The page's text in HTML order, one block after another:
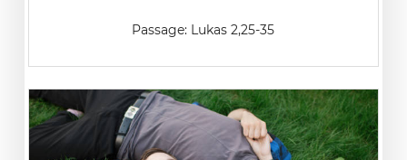
Passage: Lukas 2,25-35